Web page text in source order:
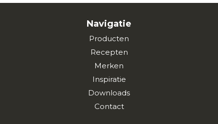
Navigatie
Producten
Recepten
Merken
Inspiratie
Downloads
Contact